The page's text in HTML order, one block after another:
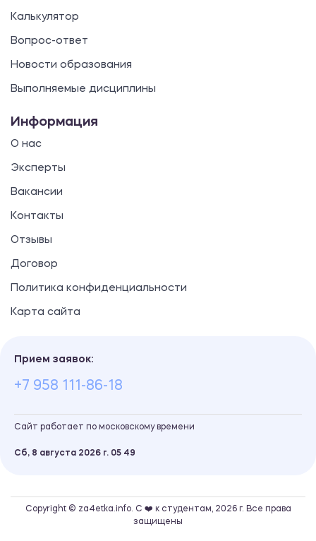
Калькулятор
Вопрос-ответ
Новости образования
Выполняемые дисциплины
Информация
О нас
Эксперты
Вакансии
Контакты
Отзывы
Договор
Политика конфиденциальности
Карта сайта
Прием заявок:
+7 958 111-86-18
Сайт работает по московскому времени
Сб, 8 августа 2026 г. 05 49
Copyright © za4etka.info. С ❤️ к студентам, 2026 г. Все права
защищены